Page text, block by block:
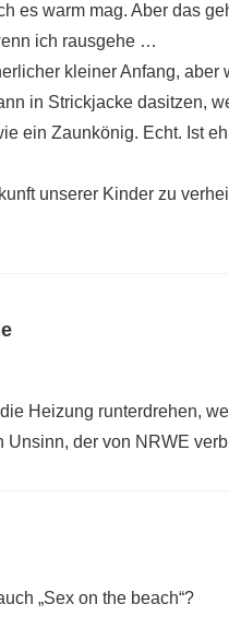
es warm mag. Aber das
ich rausgehe …
kleiner Anfang, aber
in Strickjacke dasitzen,
ein Zaunkönig. Echt. Ist
unserer Kinder zu
Heizung runterdrehen,
Unsinn, der von NRWE
„Sex on the beach“?